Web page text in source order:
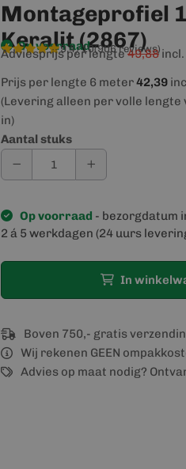
Montageprofiel
Keralit (2867)
Op voorraad
9,4/10(906 reviews)
Adviesprijs per lengte49,88incl.
Prijs per lengte 6 meter42,39
(Levering alleen per volle
in)
Aantal stuks
Op voorraad - bezorgdatum
2 á 5 werkdagen (24 uurs
In
Boven 750,- gratis
Wij rekenen GEEN
Advies op maat nodig?